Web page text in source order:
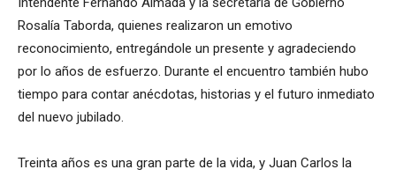
Rosalía Taborda, quienes realizaron un emotivo
reconocimiento, entregándole un presente y agradeciendo
por lo años de esfuerzo. Durante el encuentro también hubo
tiempo para contar anécdotas, historias y el futuro inmediato
del nuevo jubilado.
Treinta años es una gran parte de la vida, y Juan Carlos la